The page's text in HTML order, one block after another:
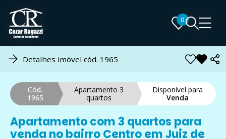
0
0
Detalhes imóvel cód. 1965
Cód.
1965
Apartamento 3
quartos
Disponível para
Venda
Apartamento com 3 quartos para
venda no bairro Centro em Juiz de